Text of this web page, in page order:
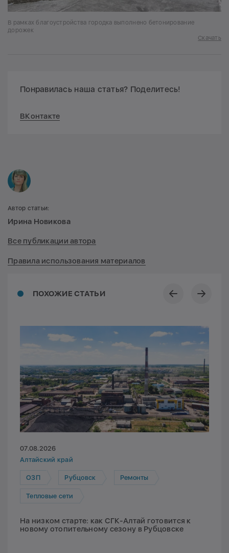
В рамках благоустройства городка выполнено бетонирование
дорожек
Скачать
Понравилась наша статья? Поделитесь!
ВКонтакте
ПОХОЖИЕ СТАТЬИ
07.08.2026
Алтайский край
ОЗП Рубцовск Ремонты
Тепловые сети
На низком старте: как СГК-Алтай готовится к
новому отопительному сезону в Рубцовске
Автор статьи:
Ирина Новикова
Все публикации автора
Правила использования материалов